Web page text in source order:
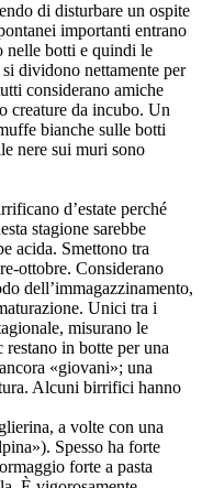
di disturbare un ospite
importanti entrano
nelle botti e quindi le
dividono nettamente per
considerano amiche
creature da incubo. Un
bianche sulle botti
nere sui muri sono
d’estate perché
stagione sarebbe
acida. Smettono tra
ottobre. Considerano
dell’immagazzinamento,
Unici tra i
misurano le
in botte per una
«giovani»; una
Alcuni birrifici hanno
a volte con una
Spesso ha forte
forte a pasta